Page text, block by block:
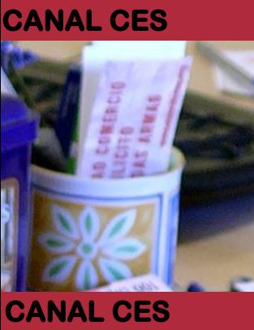
CANAL CES
CANAL CES